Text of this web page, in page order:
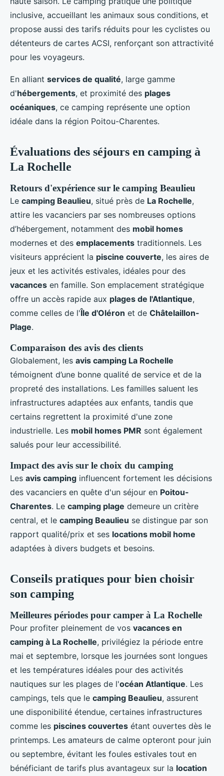
inclusive, accueillant les animaux sous conditions, et
propose aussi des tarifs réduits pour les cyclistes ou
détenteurs de cartes ACSI, renforçant son attractivité
pour les voyageurs.
En alliant services de qualité, large gamme
d'hébergements, et proximité des plages
océaniques, ce camping représente une option
idéale dans la région Poitou-Charentes.
Évaluations des séjours en camping à
La Rochelle
Retours d'expérience sur le camping Beaulieu
Le camping Beaulieu, situé près de La Rochelle,
attire les vacanciers par ses nombreuses options
d’hébergement, notamment des mobil homes
modernes et des emplacements traditionnels. Les
visiteurs apprécient la piscine couverte, les aires de
jeux et les activités estivales, idéales pour des
vacances en famille. Son emplacement stratégique
offre un accès rapide aux plages de l'Atlantique,
comme celles de l'Île d'Oléron et de Châtelaillon-
Plage.
Comparaison des avis des clients
Globalement, les avis camping La Rochelle
témoignent d’une bonne qualité de service et de la
propreté des installations. Les familles saluent les
infrastructures adaptées aux enfants, tandis que
certains regrettent la proximité d'une zone
industrielle. Les mobil homes PMR sont également
salués pour leur accessibilité.
Impact des avis sur le choix du camping
Les avis camping influencent fortement les décisions
des vacanciers en quête d'un séjour en Poitou-
Charentes. Le camping plage demeure un critère
central, et le camping Beaulieu se distingue par son
rapport qualité/prix et ses locations mobil home
adaptées à divers budgets et besoins.
Conseils pratiques pour bien choisir
son camping
Meilleures périodes pour camper à La Rochelle
Pour profiter pleinement de vos vacances en
camping à La Rochelle, privilégiez la période entre
mai et septembre, lorsque les journées sont longues
et les températures idéales pour des activités
nautiques sur les plages de l'océan Atlantique. Les
campings, tels que le camping Beaulieu, assurent
une disponibilité étendue, certaines infrastructures
comme les piscines couvertes étant ouvertes dès le
printemps. Les amateurs de calme opteront pour juin
ou septembre, évitant les foules estivales tout en
bénéficiant de tarifs plus avantageux sur la location